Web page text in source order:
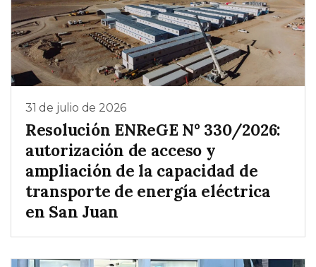
31 de julio de 2026
Resolución ENReGE N° 330/2026:
autorización de acceso y
ampliación de la capacidad de
transporte de energía eléctrica
en San Juan